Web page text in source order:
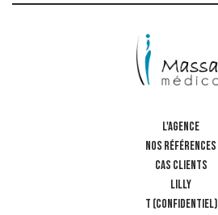
L'AGENCE
NOS RÉFÉRENCES
CAS CLIENTS
LILLY
T (confidentiel)